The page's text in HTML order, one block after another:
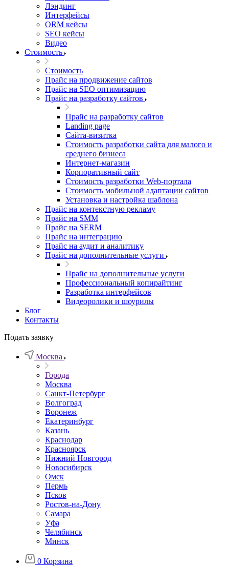
Лэндинг
Интерфейсы
ORM кейсы
SEO кейсы
Видео
Стоимость
Стоимость
Прайс на продвижение сайтов
Прайс на SEO оптимизацию
Прайс на разработку сайтов
Прайс на разработку сайтов
Landing page
Cайта-визитка
Стоимость разработки сайта для малого и
среднего бизнеса
Интернет-магазин
Корпоративный сайт
Стоимость разработки Web-портала
Стоимость мобильной адаптации сайтов
Установка и настройка шаблона
Прайс на контекстную рекламу
Прайс на SMM
Прайс на SERM
Прайс на интеграцию
Прайс на аудит и аналитику
Прайс на дополнительные услуги
Прайс на дополнительные услуги
Профессиональный копирайтинг
Разработка интерфейсов
Видеоролики и шоурилы
Блог
Контакты
Подать заявку
Москва
Города
Москва
Санкт-Петербург
Волгоград
Воронеж
Екатеринбург
Казань
Краснодар
Красноярск
Нижний Новгород
Новосибирск
Омск
Пермь
Псков
Ростов-на-Дону
Самара
Уфа
Челябинск
Минск
0 Корзина